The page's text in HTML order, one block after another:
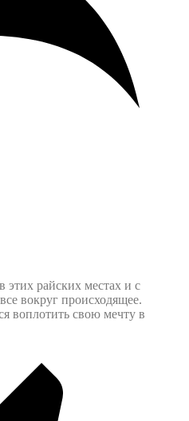
этих райских местах и с
вокруг происходящее.
воплотить свою мечту в